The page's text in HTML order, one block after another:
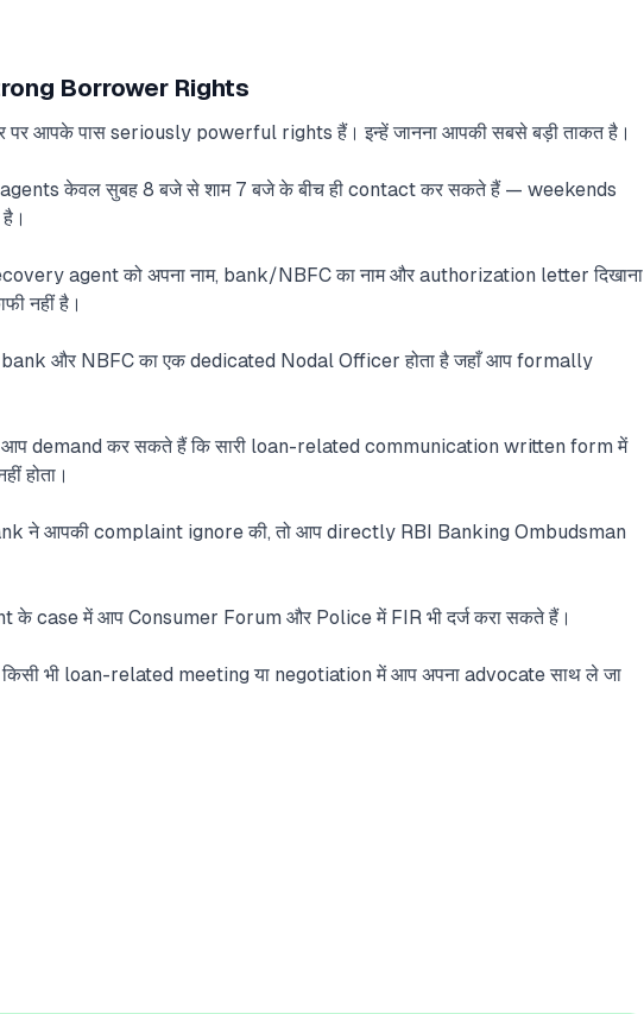
Borrower Rights
पर आपके पास seriously powerful rights हैं। इन्हें जानना आपकी सबसे बड़ी ताकत है।
केवल सुबह 8 बजे से शाम 7 बजे के बीच ही contact कर सकते हैं — weekends
agent को अपना नाम, bank/NBFC का नाम और authorization letter दिखाना
नहीं है।
और NBFC का एक dedicated Nodal Officer होता है जहाँ आप formally
demand कर सकते हैं कि सारी loan-related communication written form में
होता।
ने आपकी complaint ignore की, तो आप directly RBI Banking Ombudsman
case में आप Consumer Forum और Police में FIR भी दर्ज करा सकते हैं।
भी loan-related meeting या negotiation में आप अपना advocate साथ ले जा